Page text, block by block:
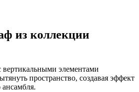
из коллекции
вертикальными элементами
пространство, создавая эффект
ансамбля.